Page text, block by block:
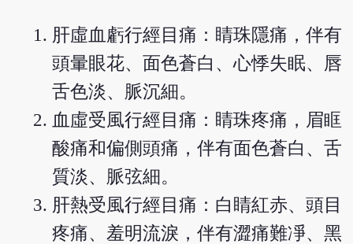
肝虛血虧行經目痛：睛珠隱痛，伴有
頭暈眼花、面色蒼白、心悸失眠、唇
舌色淡、脈沉細。
血虛受風行經目痛：睛珠疼痛，眉眶
酸痛和偏側頭痛，伴有面色蒼白、舌
質淡、脈弦細。
肝熱受風行經目痛：白睛紅赤、頭目
疼痛、羞明流淚，伴有澀痛難凈、黑